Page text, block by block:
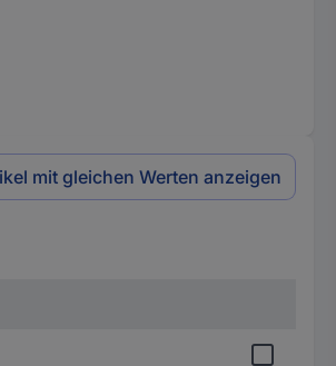
mit gleichen Werten anzeigen